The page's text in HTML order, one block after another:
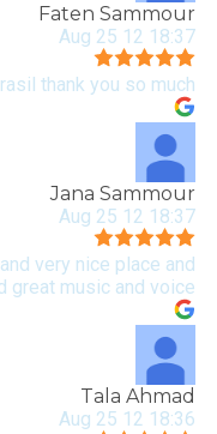
Faten Sammour
18:37 12 Aug 25
thank you so much
Jana Sammour
18:37 12 Aug 25
very nice place and
great music and voice
Tala Ahmad
18:36 12 Aug 25